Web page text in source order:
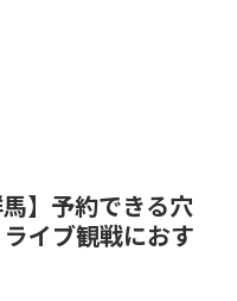
】予約できる穴
イブ観戦におす